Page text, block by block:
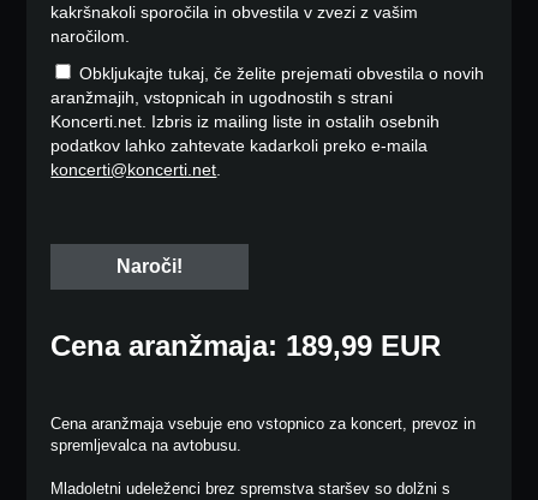
kakršnakoli sporočila in obvestila v zvezi z vašim
naročilom.
Obkljukajte tukaj, če želite prejemati obvestila o novih
aranžmajih, vstopnicah in ugodnostih s strani
Koncerti.net. Izbris iz mailing liste in ostalih osebnih
podatkov lahko zahtevate kadarkoli preko e-maila
koncerti@koncerti.net.
Cena aranžmaja: 189,99 EUR
Cena aranžmaja vsebuje eno vstopnico za koncert, prevoz in
spremljevalca na avtobusu.
Mladoletni udeleženci brez spremstva staršev so dolžni s